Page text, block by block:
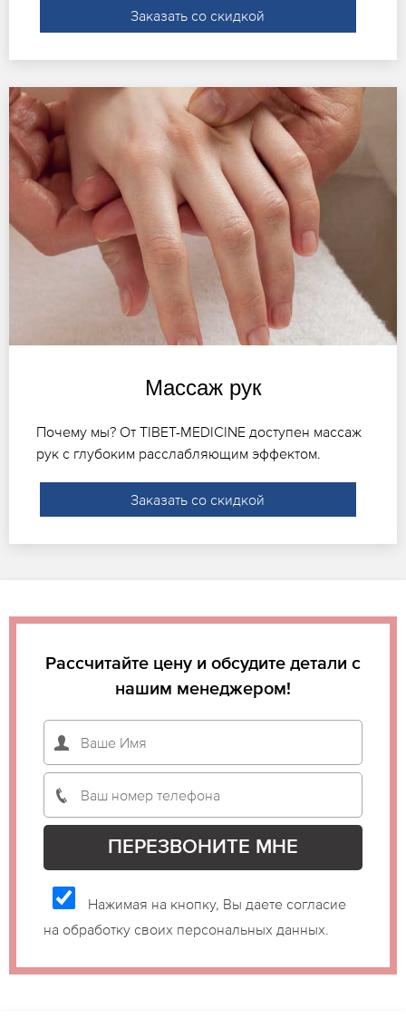
Заказать со скидкой
Массаж рук
Почему мы? От TIBET-MEDICINE доступен массаж
рук с глубоким расслабляющим эффектом.
Заказать со скидкой
Рассчитайте цену и обсудите детали с
нашим менеджером!
Нажимая на кнопку, Вы даете согласие
на обработку своих персональных данных.